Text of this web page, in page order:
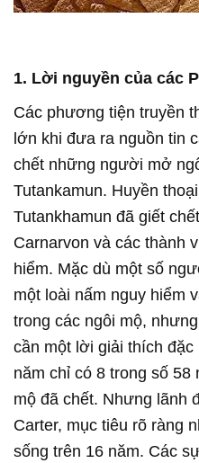
1. Lời nguyền của các
Các phương tiện truyền
lớn khi đưa ra nguồn tin
chết những người mở
Tutankamun. Huyền
Tutankhamun đã giết
Carnarvon và các thành
hiểm. Mặc dù một số
một loài nấm nguy hiểm
trong các ngôi mộ,
cần một lời giải thích đặc
năm chỉ có 8 trong số
mộ đã chết. Nhưng lãnh
Carter, mục tiêu rõ ràng
sống trên 16 năm. Các